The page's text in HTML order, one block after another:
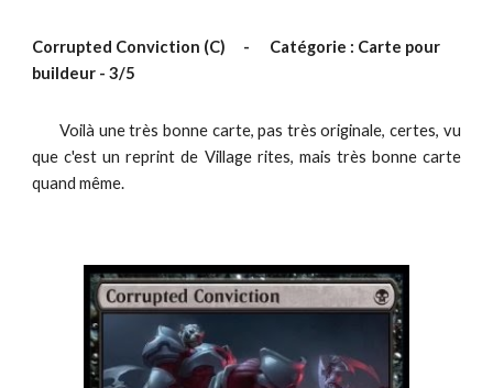
Corrupted Conviction (C) -
Catégorie : Carte pour
buildeur -3/5
Voilà une très bonne carte, pas très originale, certes, vu
que c'est un reprint de Village rites, mais très bonne carte
quand même.